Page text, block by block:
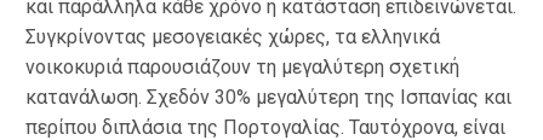
και παράλληλα κάθε χρόνο η κατάσταση επιδεινώνεται.
Συγκρίνοντας μεσογειακές χώρες, τα ελληνικά
νοικοκυριά παρουσιάζουν τη μεγαλύτερη σχετική
κατανάλωση. Σχεδόν 30% μεγαλύτερη της Ισπανίας και
περίπου διπλάσια της Πορτογαλίας. Ταυτόχρονα, είναι